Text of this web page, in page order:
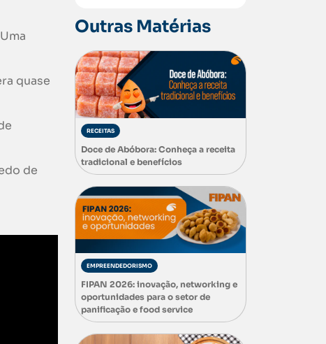
quase
de
Outras Matérias
RECEITAS
Doce de Abóbora: Conheça a receita
tradicional e benefícios
EMPREENDEDORISMO
FIPAN 2026: inovação, networking e
oportunidades para o setor de
panificação e food service